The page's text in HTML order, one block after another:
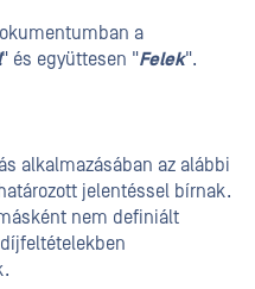
a
" és együttesen "Felek".
alkalmazásában az alábbi
jelentéssel bírnak.
nem definiált